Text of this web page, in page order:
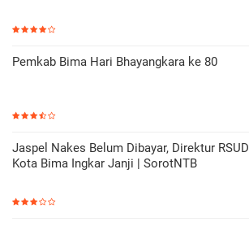
Pemkab Bima Hari Bhayangkara ke 80
Jaspel Nakes Belum Dibayar, Direktur RSUD
Kota Bima Ingkar Janji | SorotNTB